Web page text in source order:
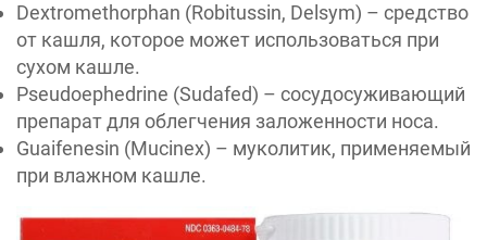
Dextromethorphan (Robitussin, Delsym) – средство
от кашля, которое может использоваться при
сухом кашле.
Pseudoephedrine (Sudafed) – сосудосуживающий
препарат для облегчения заложенности носа.
Guaifenesin (Mucinex) – муколитик, применяемый
при влажном кашле.